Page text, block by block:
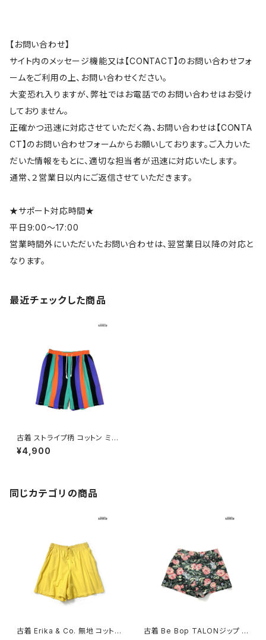
【お問い合わせ】
サイト内のメッセージ機能又は【CONTACT】のお問い合わせフォ
ームをご利用の上、お問い合わせください。
大変恐れ入りますが、弊社ではお電話でのお問い合わせはお受け
しておりません。
正確かつ迅速に対応させていただく為、お問い合わせは【CONTA
CT】のお問い合わせフォームからお願いしております。ご入力いた
だいた情報をもとに、適切な担当者が迅速に対応いたします。
通常、２営業日以内にご返信させていただきます。
★サポート対応時間★
平日9:00～17:00
営業時間外にいただいたお問い合わせは、翌営業日以降の対応と
なります。
最近チェックした商品
古着 ストライプ柄 コットン ミニ
丈 パンツ オレンジ 紫 カラフル
(btu2404025)
¥4,900
同じカテゴリの商品
古着 Erika & Co. 無地 コットン
古着 Be Bop TALONジップ 花